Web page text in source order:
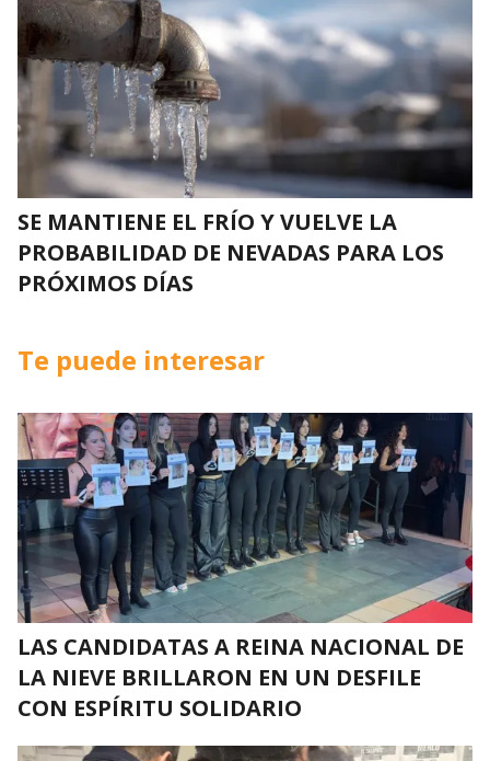
SE MANTIENE EL FRÍO Y VUELVE LA
PROBABILIDAD DE NEVADAS PARA LOS
PRÓXIMOS DÍAS
Te puede interesar
LAS CANDIDATAS A REINA NACIONAL DE
LA NIEVE BRILLARON EN UN DESFILE
CON ESPÍRITU SOLIDARIO